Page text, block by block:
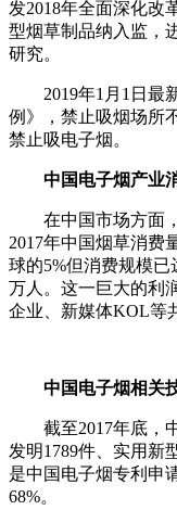
发2018年全面深化改
型烟草制品纳入监，
研究。
2019年1月1日最新
例》，禁止吸烟场所
禁止吸电子烟。
中国电子烟产业
在中国市场方面，
2017年中国烟草消费
球的5%但消费规模已
万人。这一巨大的利
企业、新媒体KOL等
中国电子烟相关
截至2017年底，中
发明1789件、实用新
是中国电子烟专利申
68%。